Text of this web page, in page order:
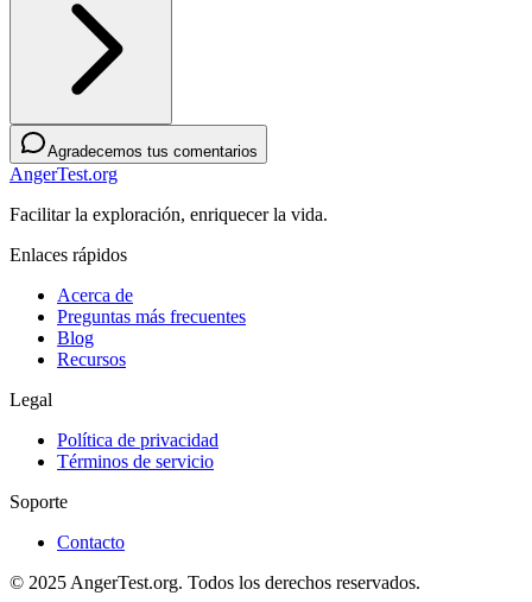
Agradecemos tus comentarios
AngerTest.org
Facilitar la exploración, enriquecer la vida.
Enlaces rápidos
Acerca de
Preguntas más frecuentes
Blog
Recursos
Legal
Política de privacidad
Términos de servicio
Soporte
Contacto
© 2025 AngerTest.org. Todos los derechos reservados.